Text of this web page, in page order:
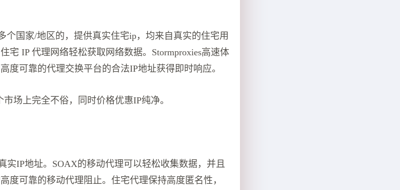
个国家/地区的，提供真实住宅ip，均来自真实的住宅用
宅 IP 代理网络轻松获取网络数据。Stormproxies高速体
度可靠的代理交换平台的合法IP地址获得即时响应。
场上完全不俗，同时价格优惠IP纯净。
实IP地址。SOAX的移动代理可以轻松收集数据，并且
度可靠的移动代理阻止。住宅代理保持高度匿名性，